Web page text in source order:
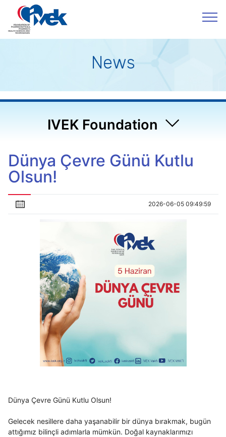
News
IVEK Foundation
Dünya Çevre Günü Kutlu
Olsun!
2026-06-05 09:49:59
Dünya Çevre Günü Kutlu Olsun!
Gelecek nesillere daha yaşanabilir bir dünya bırakmak, bugün
attığımız bilinçli adımlarla mümkün. Doğal kaynaklarımızı